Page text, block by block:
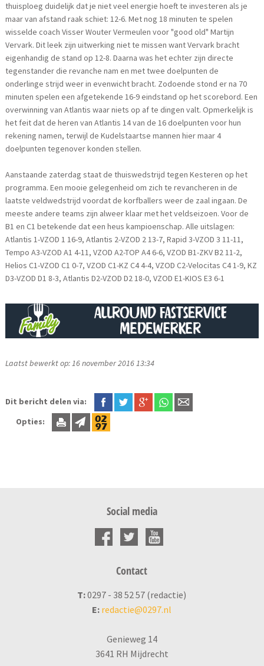
thuisploeg duidelijk dat je niet veel energie hoeft te investeren als je
maar van afstand raak schiet: 12-6. Met nog 18 minuten te spelen
wisselde coach Visser Wouter Vermeulen voor "good old" Martijn
Vervark. Dit leek zijn uitwerking niet te missen want Vervark bracht
eigenhandig de stand op 12-8. Daarna was het echter zijn directe
tegenstander die revanche nam en met twee doelpunten de
onderlinge strijd weer in evenwicht bracht. Zodoende stond er na 70
minuten spelen een afgetekende 16-9 eindstand op het scorebord. Een
overwinning van Atlantis waar niets op af te dingen valt. Opmerkelijk is
het feit dat de heren van Atlantis 14 van de 16 doelpunten voor hun
rekening namen, terwijl de Kudelstaartse mannen hier maar 4
doelpunten tegenover konden stellen.
Aanstaande zaterdag staat de thuiswedstrijd tegen Kesteren op het
programma. Een mooie gelegenheid om zich te revancheren in de
laatste veldwedstrijd voordat de korfballers weer de zaal ingaan. De
meeste andere teams zijn alweer klaar met het veldseizoen. Voor de
B1 en C1 betekende dat een heus kampioenschap. Alle uitslagen:
Atlantis 1-VZOD 1 16-9, Atlantis 2-VZOD 2 13-7, Rapid 3-VZOD 3 11-11,
Tempo A3-VZOD A1 4-11, VZOD A2-TOP A4 6-6, VZOD B1-ZKV B2 11-2,
Helios C1-VZOD C1 0-7, VZOD C1-KZ C4 4-4, VZOD C2-Velocitas C4 1-9, KZ
D3-VZOD D1 8-3, Atlantis D2-VZOD D2 18-0, VZOD E1-KIOS E3 6-1
Laatst bewerkt op: 16 november 2016 13:34
Dit bericht delen via:
Opties:
Social media
Contact
T:0297 - 38 52 57 (redactie)
E: redactie@0297.nl
Genieweg 14
3641 RH Mijdrecht